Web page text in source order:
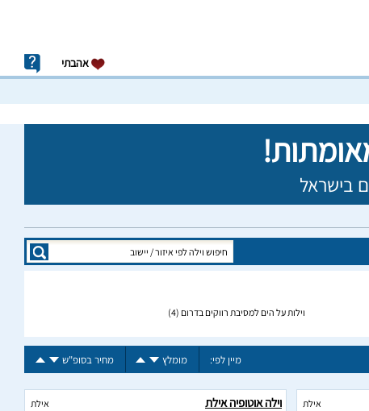
אהבתי
וילות על הים למסיבת רווקים בדרום (4)
מיין לפי: מומלץ מחיר בסופ"ש
אילת וילה אוטופיה אילת אילת